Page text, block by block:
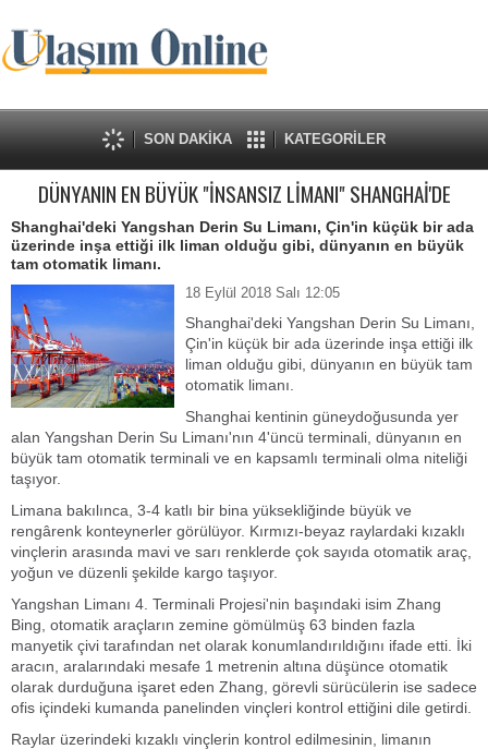
SON DAKİKA KATEGORİLER
DÜNYANIN EN BÜYÜK "İNSANSIZ LİMANI" SHANGHAİ'DE
Shanghai'deki Yangshan Derin Su Limanı, Çin'in küçük bir ada
üzerinde inşa ettiği ilk liman olduğu gibi, dünyanın en büyük
tam otomatik limanı.
18 Eylül 2018 Salı 12:05
Shanghai'deki Yangshan Derin Su Limanı,
Çin'in küçük bir ada üzerinde inşa ettiği ilk
liman olduğu gibi, dünyanın en büyük tam
otomatik limanı.
Shanghai kentinin güneydoğusunda yer
alan Yangshan Derin Su Limanı'nın 4'üncü terminali, dünyanın en
büyük tam otomatik terminali ve en kapsamlı terminali olma niteliği
taşıyor.
Limana bakılınca, 3-4 katlı bir bina yüksekliğinde büyük ve
rengârenk konteynerler görülüyor. Kırmızı-beyaz raylardaki kızaklı
vinçlerin arasında mavi ve sarı renklerde çok sayıda otomatik araç,
yoğun ve düzenli şekilde kargo taşıyor.
Yangshan Limanı 4. Terminali Projesi'nin başındaki isim Zhang
Bing, otomatik araçların zemine gömülmüş 63 binden fazla
manyetik çivi tarafından net olarak konumlandırıldığını ifade etti. İki
aracın, aralarındaki mesafe 1 metrenin altına düşünce otomatik
olarak durduğuna işaret eden Zhang, görevli sürücülerin ise sadece
ofis içindeki kumanda panelinden vinçleri kontrol ettiğini dile getirdi.
Raylar üzerindeki kızaklı vinçlerin kontrol edilmesinin, limanın